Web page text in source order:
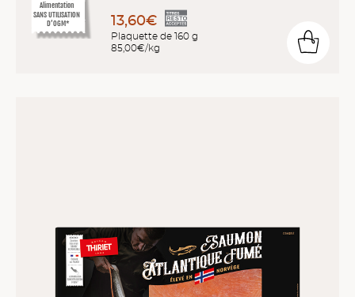
Alimentation
SANS UTILISATION
D’OGM* 13,60€
Plaquette de 160 g
85,00€/kg